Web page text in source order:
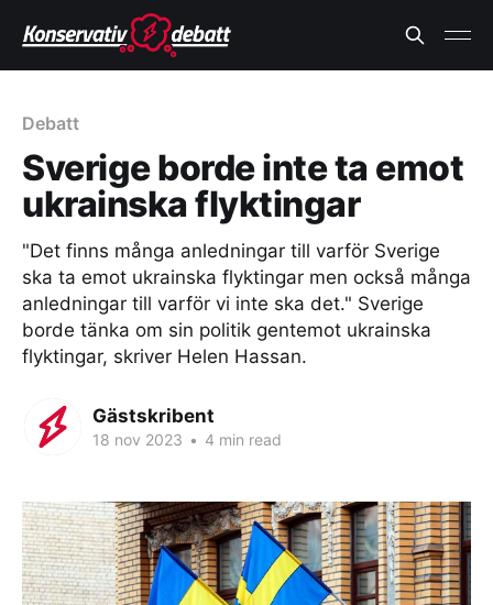
Debatt
Sverige borde inte ta emot
ukrainska flyktingar
"Det finns många anledningar till varför Sverige
ska ta emot ukrainska flyktingar men också många
anledningar till varför vi inte ska det." Sverige
borde tänka om sin politik gentemot ukrainska
flyktingar, skriver Helen Hassan.
Gästskribent
18 nov 2023 • 4 min read